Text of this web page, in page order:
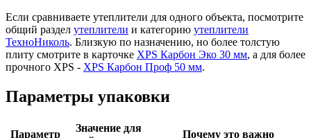
Если сравниваете утеплители для одного объекта, посмотрите
общий раздел утеплители и категорию утеплители
ТехноНиколь. Близкую по назначению, но более толстую
плиту смотрите в карточке XPS Карбон Эко 30 мм, а для более
прочного XPS - XPS Карбон Проф 50 мм.
Параметры упаковки
Параметр
Значение для
Почему это важно